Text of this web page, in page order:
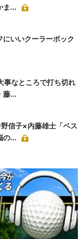
ま...
いいクーラーボック
事なところで打ち切れ
藤...
信子×内藤雄士「ベス
の...